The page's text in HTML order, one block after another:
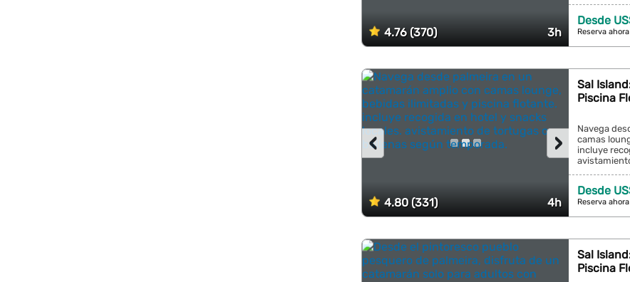
4.76 (370) 3h
Desde
Reserva
4.80 (331) 4h
›
‹
Sal
Piscina
Navega
camas
incluye
Desde
Reserva
Sal
Piscina